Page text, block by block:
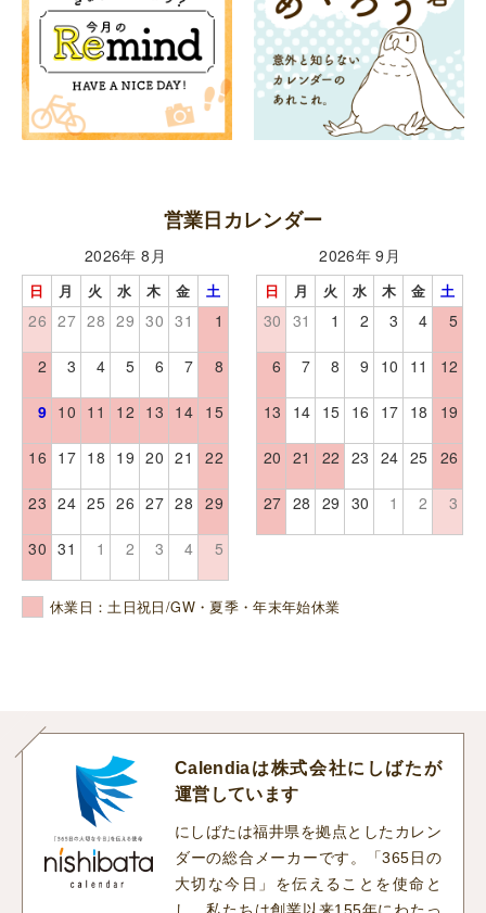
営業日カレンダー
2026年 8月
日 月 火 水 木 金 土
26 27 28 29 30 31 1
2 3 4 5 6 7 8
9 10 11 12 13 14 15
16 17 18 19 20 21 22
23 24 25 26 27 28 29
30 31 1 2 3 4 5
2026年 9月
日 月 火 水 木 金 土
30 31 1 2 3 4 5
6 7 8 9 10 11 12
13 14 15 16 17 18 19
20 21 22 23 24 25 26
27 28 29 30 1 2 3
休業日：土日祝日/GW・夏季・年末年始休業
Calendiaは株式会社にしばたが
運営しています
にしばたは福井県を拠点としたカレン
ダーの総合メーカーです。「365日の
大切な今日」を伝えることを使命と
し、私たちは創業以来155年にわたっ